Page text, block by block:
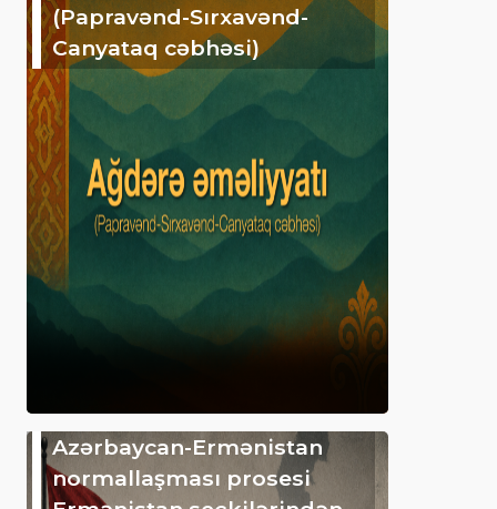
(Papravənd-Sırxavənd-
Canyataq cəbhəsi)
Azərbaycan-Ermənistan
normallaşması prosesi